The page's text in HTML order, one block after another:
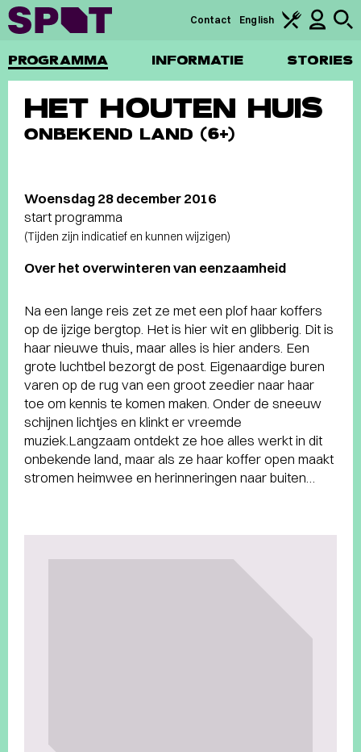
PROGRAMMA INFORMATIE STORIES
Contact English
HET HOUTEN HUIS
ONBEKEND LAND (6+)
Woensdag 28 december 2016
start programma
(Tijden zijn indicatief en kunnen wijzigen)
Over het overwinteren van eenzaamheid
Na een lange reis zet ze met een plof haar koffers
op de ijzige bergtop. Het is hier wit en glibberig. Dit is
haar nieuwe thuis, maar alles is hier anders. Een
grote luchtbel bezorgt de post. Eigenaardige buren
varen op de rug van een groot zeedier naar haar
toe om kennis te komen maken. Onder de sneeuw
schijnen lichtjes en klinkt er vreemde
muziek.Langzaam ontdekt ze hoe alles werkt in dit
onbekende land, maar als ze haar koffer open maakt
stromen heimwee en herinneringen naar buiten…